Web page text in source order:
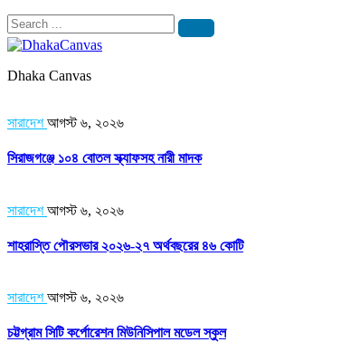
Dhaka Canvas
সারাদেশ আগস্ট ৬, ২০২৬
সিরাজগঞ্জে ১০৪ বোতল স্ক্যাফসহ নারী মাদক
সারাদেশ আগস্ট ৬, ২০২৬
শাহরাস্তি পৌরসভার ২০২৬-২৭ অর্থবছরের ৪৬ কোটি
সারাদেশ আগস্ট ৬, ২০২৬
চট্টগ্রাম সিটি কর্পোরেশন মিউনিসিপাল মডেল স্কুল